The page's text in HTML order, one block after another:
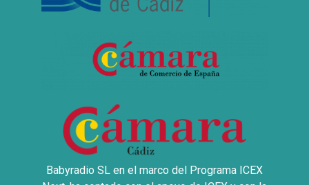
Babyradio SL en el marco del Programa ICEX